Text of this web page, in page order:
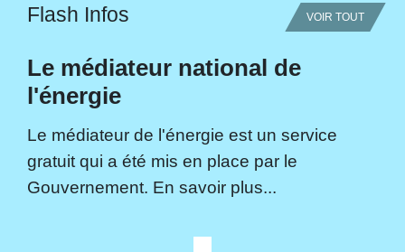
Flash Infos VOIR TOUT
Le médiateur national de
l'énergie
Le médiateur de l'énergie est un service
gratuit qui a été mis en place par le
Gouvernement. En savoir plus...